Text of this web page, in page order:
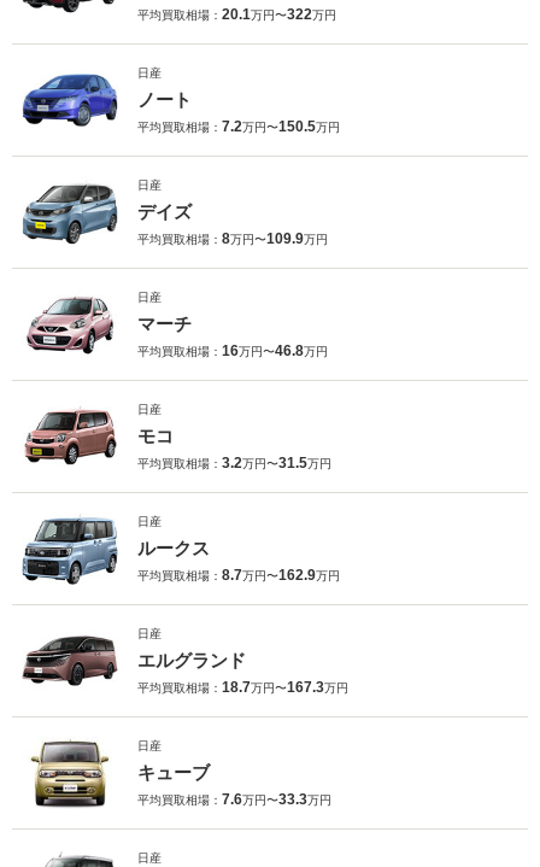
平均買取相場： 20.1万円〜322万円
日産
ノート
平均買取相場： 7.2万円〜150.5万円
日産
デイズ
平均買取相場： 8万円〜109.9万円
日産
マーチ
平均買取相場： 16万円〜46.8万円
日産
モコ
平均買取相場： 3.2万円〜31.5万円
日産
ルークス
平均買取相場： 8.7万円〜162.9万円
日産
エルグランド
平均買取相場： 18.7万円〜167.3万円
日産
キューブ
平均買取相場： 7.6万円〜33.3万円
日産